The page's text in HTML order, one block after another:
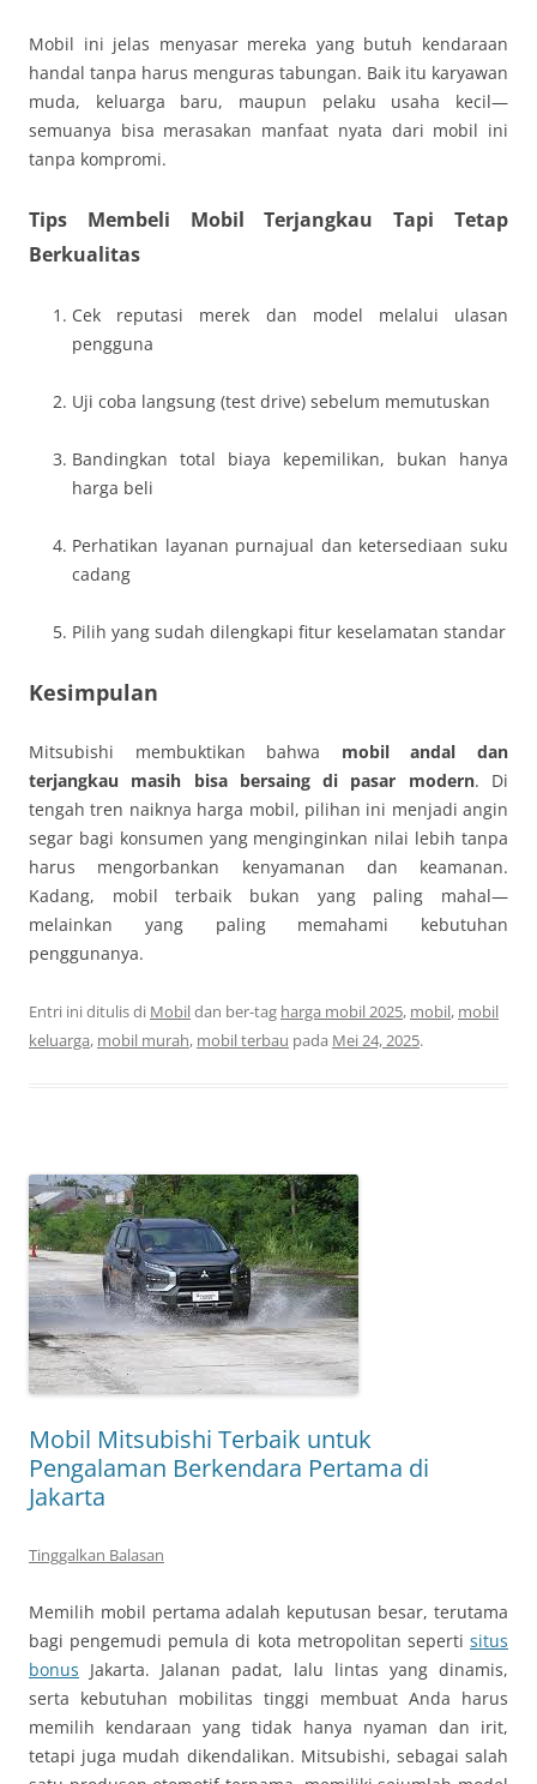
Mobil ini jelas menyasar mereka yang butuh kendaraan
handal tanpa harus menguras tabungan. Baik itu karyawan
muda, keluarga baru, maupun pelaku usaha kecil—
semuanya bisa merasakan manfaat nyata dari mobil ini
tanpa kompromi.
Tips Membeli Mobil Terjangkau Tapi Tetap
Berkualitas
Cek reputasi merek dan model melalui ulasan
pengguna
Uji coba langsung (test drive) sebelum memutuskan
Bandingkan total biaya kepemilikan, bukan hanya
harga beli
Perhatikan layanan purnajual dan ketersediaan suku
cadang
Pilih yang sudah dilengkapi fitur keselamatan standar
Kesimpulan
Mitsubishi membuktikan bahwa mobil andal dan
terjangkau masih bisa bersaing di pasar modern. Di
tengah tren naiknya harga mobil, pilihan ini menjadi angin
segar bagi konsumen yang menginginkan nilai lebih tanpa
harus mengorbankan kenyamanan dan keamanan.
Kadang, mobil terbaik bukan yang paling mahal—
melainkan yang paling memahami kebutuhan
penggunanya.
Entri ini ditulis di Mobildan ber-tag harga mobil 2025, mobil, mobil
keluarga, mobil murah, mobil terbau pada Mei 24, 2025.
Mobil Mitsubishi Terbaik untuk
Pengalaman Berkendara Pertama di
Jakarta
Tinggalkan Balasan
Memilih mobil pertama adalah keputusan besar, terutama
bagi pengemudi pemula di kota metropolitan seperti situs
bonus Jakarta. Jalanan padat, lalu lintas yang dinamis,
serta kebutuhan mobilitas tinggi membuat Anda harus
memilih kendaraan yang tidak hanya nyaman dan irit,
tetapi juga mudah dikendalikan. Mitsubishi, sebagai salah